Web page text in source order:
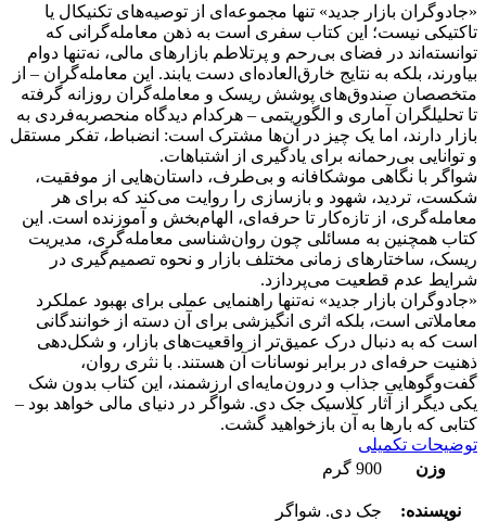
«جادوگران بازار جدید» تنها مجموعه‌ای از توصیه‌های تکنیکال یا
تاکتیکی نیست؛ این کتاب سفری است به ذهن معامله‌گرانی که
توانسته‌اند در فضای بی‌رحم و پرتلاطم بازارهای مالی، نه‌تنها دوام
بیاورند، بلکه به نتایج خارق‌العاده‌ای دست یابند. این معامله‌گران – از
متخصصان صندوق‌های پوشش ریسک و معامله‌گران روزانه گرفته
تا تحلیلگران آماری و الگوریتمی – هرکدام دیدگاه منحصر‌به‌فردی به
بازار دارند، اما یک چیز در آن‌ها مشترک است: انضباط، تفکر مستقل
و توانایی بی‌رحمانه برای یادگیری از اشتباهات.
شواگر با نگاهی موشکافانه و بی‌طرف، داستان‌هایی از موفقیت،
شکست، تردید، شهود و بازسازی را روایت می‌کند که برای هر
معامله‌گری، از تازه‌کار تا حرفه‌ای، الهام‌بخش و آموزنده است. این
کتاب همچنین به مسائلی چون روان‌شناسی معامله‌گری، مدیریت
ریسک، ساختارهای زمانی مختلف بازار و نحوه تصمیم‌گیری در
شرایط عدم قطعیت می‌پردازد.
«جادوگران بازار جدید» نه‌تنها راهنمایی عملی برای بهبود عملکرد
معاملاتی است، بلکه اثری انگیزشی برای آن دسته از خوانندگانی
است که به دنبال درک عمیق‌تر از واقعیت‌های بازار، و شکل‌دهی
ذهنیت حرفه‌ای در برابر نوسانات آن هستند. با نثری روان،
گفت‌وگوهایی جذاب و درون‌مایه‌ای ارزشمند، این کتاب بدون شک
یکی دیگر از آثار کلاسیک جک دی. شواگر در دنیای مالی خواهد بود –
کتابی که بارها به آن بازخواهید گشت.
توضیحات تکمیلی
وزن
900 گرم
نویسنده: جک دی. شواگر